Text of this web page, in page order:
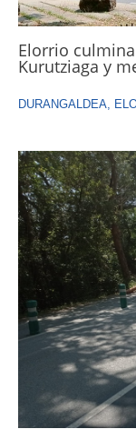
Elorrio
Kurutziaga y
DURANGALDEA,